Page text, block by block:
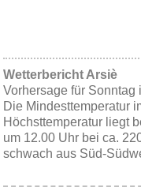
Wetterbericht Arsiè
Vorhersage für Sonntag
Die Mindesttemperatur
Höchsttemperatur liegt
um 12.00 Uhr bei ca.
schwach aus Süd-